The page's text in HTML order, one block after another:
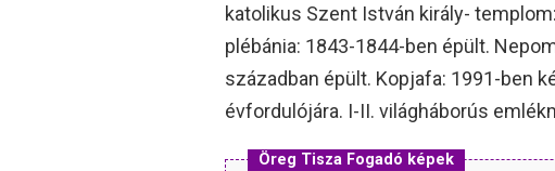
katolikus Szent István király-
plébánia: 1843-1844-ben épült.
században épült. Kopjafa: 1991-ben
évfordulójára. I-II. világháborús
Öreg Tisza Fogadó képek